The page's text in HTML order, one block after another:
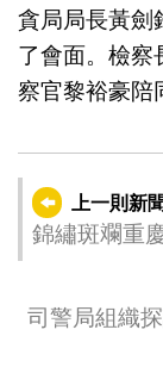
貪局局長黃劍
了會面。檢察
察官黎裕豪陪
上一則新聞
錦繡斑斕重
司警局組織